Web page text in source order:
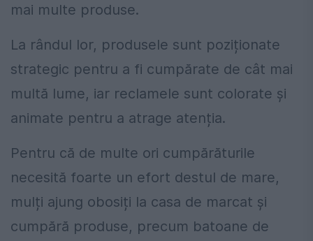
mai multe produse.
La rândul lor, produsele sunt poziționate
strategic pentru a fi cumpărate de cât mai
multă lume, iar reclamele sunt colorate și
animate pentru a atrage atenția.
Pentru că de multe ori cumpărăturile
necesită foarte un efort destul de mare,
mulți ajung obosiți la casa de marcat și
cumpără produse, precum batoane de